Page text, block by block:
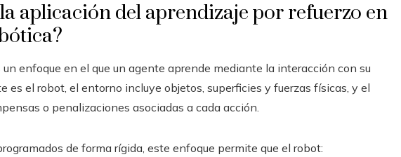
aplicación del aprendizaje por refuerzo en
un enfoque en el que un agente aprende mediante la interacción con su
es el robot, el entorno incluye objetos, superficies y fuerzas físicas, y el
o penalizaciones asociadas a cada acción.
de forma rígida, este enfoque permite que el robot: